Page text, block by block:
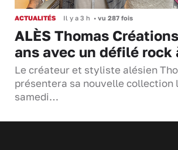
ACTUALITÉS Il y a 3 h • vu 287 fois
ALÈS Thomas
ans avec un défilé rock
Le créateur et styliste alésien
présentera sa nouvelle
samedi…